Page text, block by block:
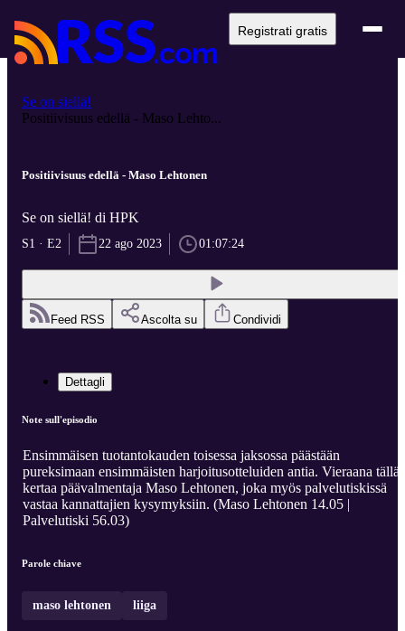
Registrati gratis
Se on siellä!
Positiivisuus edellä - Maso Lehto...
Positiivisuus edellä - Maso Lehtonen
Se on siellä! di HPK
S1 · E2 22 ago 2023 01:07:24
Feed RSS Ascolta su Condividi
Dettagli
Note sull'episodio
Ensimmäisen tuotantokauden toisessa jaksossa päästään
pureksimaan ensimmäisten harjoitusotteluiden antia. Vieraana tällä
kertaa päävalmentaja Maso Lehtonen, joka myös palvelutiskissä
vastaa kannattajien kysymyksiin. (Maso Lehtonen 14.05 |
Palvelutiski 56.03)
Parole chiave
maso lehtonen liiga